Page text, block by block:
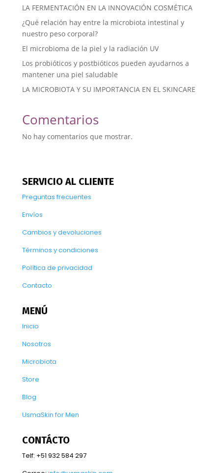
LA FERMENTACIÓN EN LA INNOVACIÓN COSMÉTICA
¿Qué relación hay entre la microbiota intestinal y
nuestro peso corporal?
El microbioma de la piel y la radiación UV
Los probióticos y postbióticos pueden ayudarnos a
mantener una piel saludable
LA MICROBIOTA Y SU IMPORTANCIA EN EL SKINCARE
Comentarios
No hay comentarios que mostrar.
SERVICIO AL CLIENTE
Preguntas frecuentes
Envíos
Cambios y devoluciones
Términos y condiciones
Política de privacidad
Contacto
MENÚ
Inicio
Nosotros
Microbiota
Store
Blog
UsmaSkin for Men
CONTÁCTO
Telf: +51 932 584 297